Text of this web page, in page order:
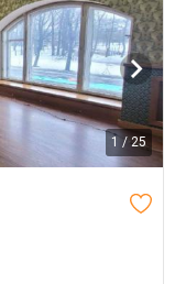
1 / 25